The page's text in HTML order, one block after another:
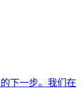
下一步。我们在